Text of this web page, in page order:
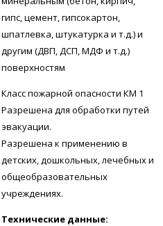
гипс, цемент, гипсокартон,
шпатлевка, штукатурка и т.д.) и
другим (ДВП, ДСП, МДФ и т.д.)
поверхностям
Класс пожарной опасности КМ 1
Разрешена для обработки путей
эвакуации.
Разрешена к применению в
детских, дошкольных, лечебных и
общеобразовательных
учреждениях.
Технические данные: